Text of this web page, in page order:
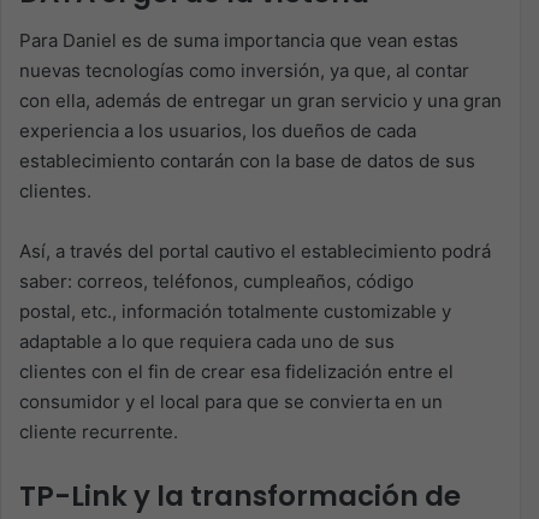
Para Daniel es de suma importancia que vean estas
nuevas tecnologías como inversión, ya que, al contar
con ella, además de entregar un gran servicio y una gran
experiencia a los usuarios, los dueños de cada
establecimiento contarán con la base de datos de sus
clientes.
Así, a través del portal cautivo el establecimiento podrá
saber: correos, teléfonos, cumpleaños, código
postal, etc., información totalmente customizable y
adaptable a lo que requiera cada uno de sus
clientes con el fin de crear esa fidelización entre el
consumidor y el local para que se convierta en un
cliente recurrente.
TP-Link y la transformación de